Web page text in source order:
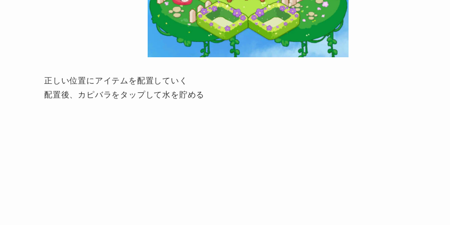
正しい位置にアイテムを配置していく
配置後、カピバラをタップして水を貯める